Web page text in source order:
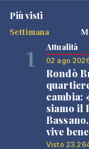
Più visti
Settimana
1 Attualità
02 ago
Rondò
cambia:
siamo il
vive
Visto